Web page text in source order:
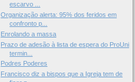
escarvo ...
Organização alerta: 95% dos feridos em
confronto p...
Enrolando a massa
Prazo de adesão à lista de espera do ProUni
termin...
Podres Poderes
Francisco diz a bispos que a Igreja tem de